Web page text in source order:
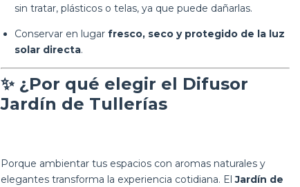
sin tratar, plásticos o telas, ya que puede dañarlas.
Conservar en lugar fresco, seco y protegido de la luz
solar directa.
✨ ¿Por qué elegir el Difusor
Jardín de Tullerías
Porque ambientar tus espacios con aromas naturales y
elegantes transforma la experiencia cotidiana. ElJardín de